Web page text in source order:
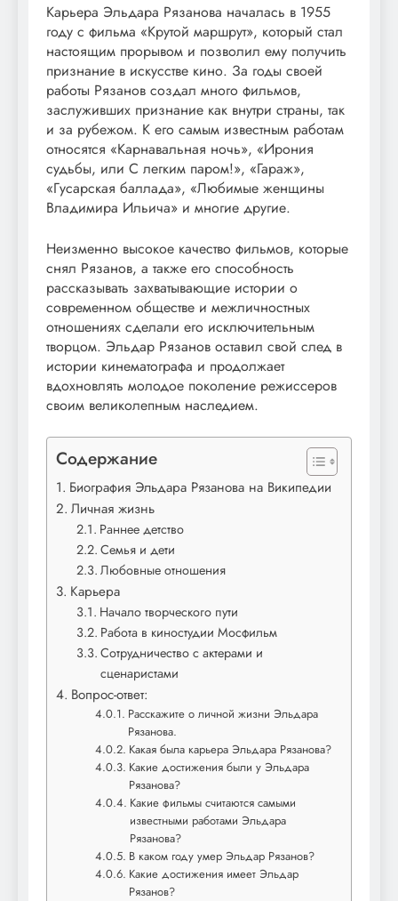
Карьера Эльдара Рязанова началась в 1955
году с фильма «Крутой маршрут», который стал
настоящим прорывом и позволил ему получить
признание в искусстве кино. За годы своей
работы Рязанов создал много фильмов,
заслуживших признание как внутри страны, так
и за рубежом. К его самым известным работам
относятся «Карнавальная ночь», «Ирония
судьбы, или С легким паром!», «Гараж»,
«Гусарская баллада», «Любимые женщины
Владимира Ильича» и многие другие.
Неизменно высокое качество фильмов, которые
снял Рязанов, а также его способность
рассказывать захватывающие истории о
современном обществе и межличностных
отношениях сделали его исключительным
творцом. Эльдар Рязанов оставил свой след в
истории кинематографа и продолжает
вдохновлять молодое поколение режиссеров
своим великолепным наследием.
Содержание
Биография Эльдара Рязанова на Википедии
Личная жизнь
Раннее детство
Семья и дети
Любовные отношения
Карьера
Начало творческого пути
Работа в киностудии Мосфильм
Сотрудничество с актерами и
сценаристами
Вопрос-ответ:
Расскажите о личной жизни Эльдара
Рязанова.
Какая была карьера Эльдара Рязанова?
Какие достижения были у Эльдара
Рязанова?
Какие фильмы считаются самыми
известными работами Эльдара
Рязанова?
В каком году умер Эльдар Рязанов?
Какие достижения имеет Эльдар
Рязанов?